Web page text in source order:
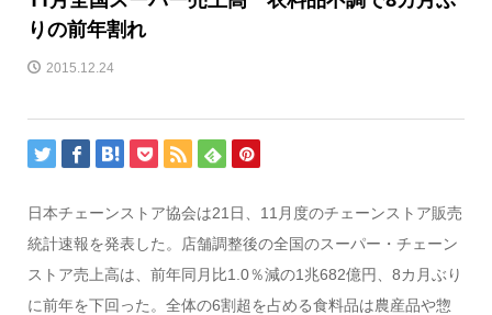
りの前年割れ
2015.12.24
日本チェーンストア協会は21日、11月度のチェーンストア販売
統計速報を発表した。店舗調整後の全国のスーパー・チェーン
ストア売上高は、前年同月比1.0％減の1兆682億円、8カ月ぶり
に前年を下回った。全体の6割超を占める食料品は農産品や惣